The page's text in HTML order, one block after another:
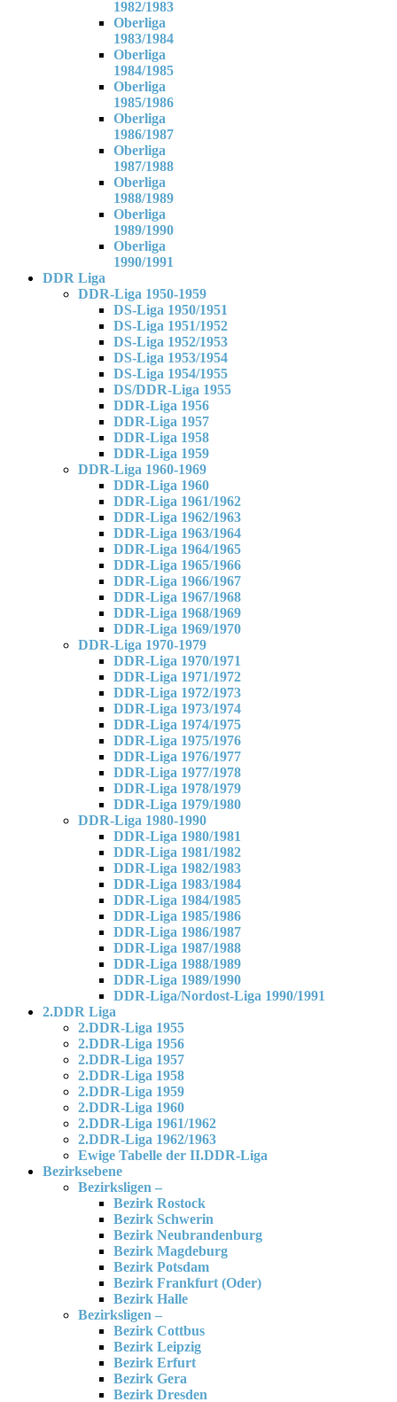
1982/1983
Oberliga
1983/1984
Oberliga
1984/1985
Oberliga
1985/1986
Oberliga
1986/1987
Oberliga
1987/1988
Oberliga
1988/1989
Oberliga
1989/1990
Oberliga
1990/1991
DDR Liga
DDR-Liga 1950-1959
DS-Liga 1950/1951
DS-Liga 1951/1952
DS-Liga 1952/1953
DS-Liga 1953/1954
DS-Liga 1954/1955
DS/DDR-Liga 1955
DDR-Liga 1956
DDR-Liga 1957
DDR-Liga 1958
DDR-Liga 1959
DDR-Liga 1960-1969
DDR-Liga 1960
DDR-Liga 1961/1962
DDR-Liga 1962/1963
DDR-Liga 1963/1964
DDR-Liga 1964/1965
DDR-Liga 1965/1966
DDR-Liga 1966/1967
DDR-Liga 1967/1968
DDR-Liga 1968/1969
DDR-Liga 1969/1970
DDR-Liga 1970-1979
DDR-Liga 1970/1971
DDR-Liga 1971/1972
DDR-Liga 1972/1973
DDR-Liga 1973/1974
DDR-Liga 1974/1975
DDR-Liga 1975/1976
DDR-Liga 1976/1977
DDR-Liga 1977/1978
DDR-Liga 1978/1979
DDR-Liga 1979/1980
DDR-Liga 1980-1990
DDR-Liga 1980/1981
DDR-Liga 1981/1982
DDR-Liga 1982/1983
DDR-Liga 1983/1984
DDR-Liga 1984/1985
DDR-Liga 1985/1986
DDR-Liga 1986/1987
DDR-Liga 1987/1988
DDR-Liga 1988/1989
DDR-Liga 1989/1990
DDR-Liga/Nordost-Liga 1990/1991
2.DDR Liga
2.DDR-Liga 1955
2.DDR-Liga 1956
2.DDR-Liga 1957
2.DDR-Liga 1958
2.DDR-Liga 1959
2.DDR-Liga 1960
2.DDR-Liga 1961/1962
2.DDR-Liga 1962/1963
Ewige Tabelle der II.DDR-Liga
Bezirksebene
Bezirksligen –
Bezirk Rostock
Bezirk Schwerin
Bezirk Neubrandenburg
Bezirk Magdeburg
Bezirk Potsdam
Bezirk Frankfurt (Oder)
Bezirk Halle
Bezirksligen –
Bezirk Cottbus
Bezirk Leipzig
Bezirk Erfurt
Bezirk Gera
Bezirk Dresden